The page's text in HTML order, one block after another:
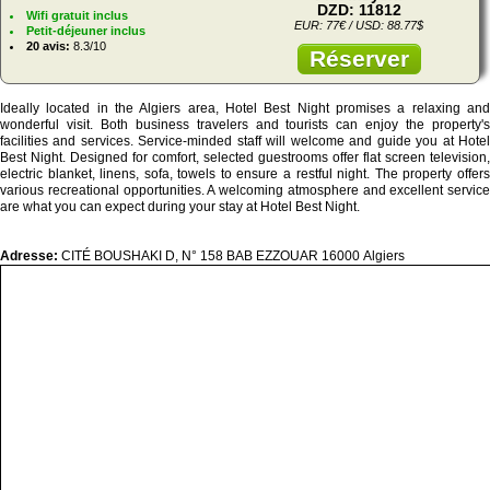
Wifi gratuit inclus
Petit-déjeuner inclus
20 avis: 8.3/10
DZD: 11812
EUR: 77€ / USD: 88.77$
Réserver
Ideally located in the Algiers area, Hotel Best Night promises a relaxing and
wonderful visit. Both business travelers and tourists can enjoy the property's
facilities and services. Service-minded staff will welcome and guide you at Hotel
Best Night. Designed for comfort, selected guestrooms offer flat screen television,
electric blanket, linens, sofa, towels to ensure a restful night. The property offers
various recreational opportunities. A welcoming atmosphere and excellent service
are what you can expect during your stay at Hotel Best Night.
Adresse: CITÉ BOUSHAKI D, N° 158 BAB EZZOUAR 16000 Algiers